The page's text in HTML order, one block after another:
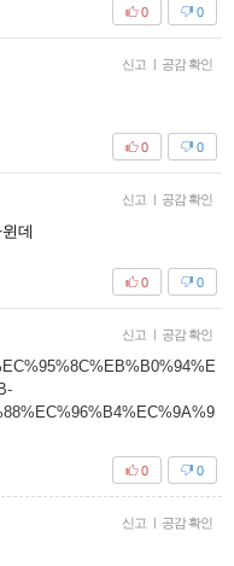
0
0
신고 공감 확인
0
0
신고 공감 확인
데
0
0
신고 공감 확인
0
0
신고 공감 확인